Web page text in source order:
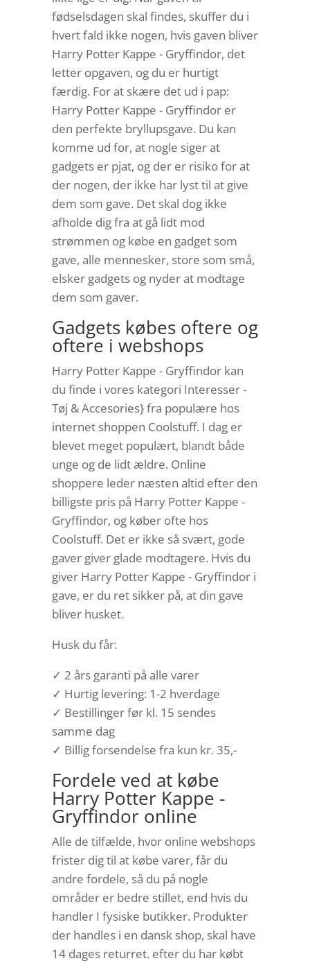
fødselsdagen skal findes, skuffer du i
hvert fald ikke nogen, hvis gaven bliver
Harry Potter Kappe - Gryffindor, det
letter opgaven, og du er hurtigt
færdig. For at skære det ud i pap:
Harry Potter Kappe - Gryffindor er
den perfekte bryllupsgave. Du kan
komme ud for, at nogle siger at
gadgets er pjat, og der er risiko for at
der nogen, der ikke har lyst til at give
dem som gave. Det skal dog ikke
afholde dig fra at gå lidt mod
strømmen og købe en gadget som
gave, alle mennesker, store som små,
elsker gadgets og nyder at modtage
dem som gaver.
Gadgets købes oftere og
oftere i webshops
Harry Potter Kappe - Gryffindor kan
du finde i vores kategori Interesser -
Tøj & Accesories} fra populære hos
internet shoppen Coolstuff. I dag er
blevet meget populært, blandt både
unge og de lidt ældre. Online
shoppere leder næsten altid efter den
billigste pris på Harry Potter Kappe -
Gryffindor, og køber ofte hos
Coolstuff. Det er ikke så svært, gode
gaver giver glade modtagere. Hvis du
giver Harry Potter Kappe - Gryffindor i
gave, er du ret sikker på, at din gave
bliver husket.
Husk du får:
✓ 2 års garanti på alle varer
✓ Hurtig levering: 1-2 hverdage
✓ Bestillinger før kl. 15 sendes
samme dag
✓ Billig forsendelse fra kun kr. 35,-
Fordele ved at købe
Harry Potter Kappe -
Gryffindor online
Alle de tilfælde, hvor online webshops
frister dig til at købe varer, får du
andre fordele, så du på nogle
områder er bedre stillet, end hvis du
handler I fysiske butikker. Produkter
der handles i en dansk shop, skal have
14 dages returret. efter du har købt